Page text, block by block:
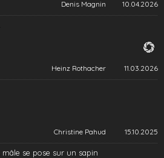
Denis Magnin 10.04.2026
Heinz Rothacher 11.03.2026
Christine Pahud 15.10.2025
mâle se pose sur un sapin